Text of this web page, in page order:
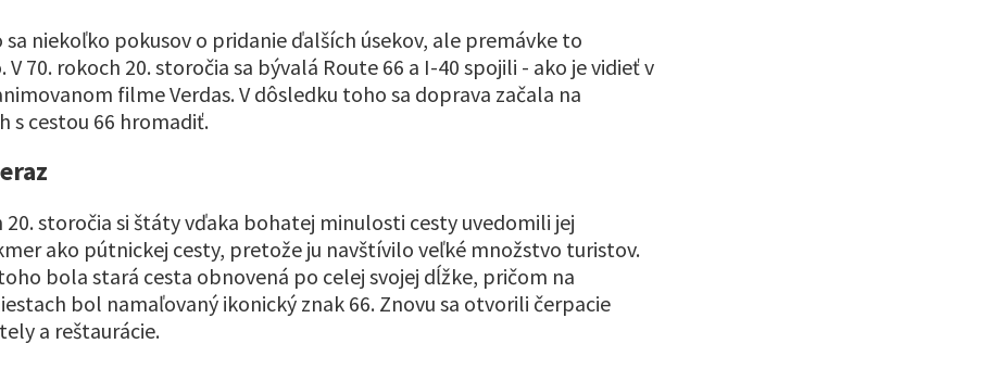
niekoľko pokusov o pridanie ďalších úsekov, ale premávke to
70. rokoch 20. storočia sa bývalá Route 66 a I-40 spojili - ako je vidieť v
filme Verdas. V dôsledku toho sa doprava začala na
s cestou 66 hromadiť.
20. storočia si štáty vďaka bohatej minulosti cesty uvedomili jej
ako pútnickej cesty, pretože ju navštívilo veľké množstvo turistov.
bola stará cesta obnovená po celej svojej dĺžke, pričom na
bol namaľovaný ikonický znak 66. Znovu sa otvorili čerpacie
a reštaurácie.